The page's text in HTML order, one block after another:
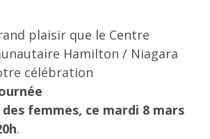
plaisir que le Centre
Hamilton / Niagara
célébration
des femmes, ce mardi 8 mars
.